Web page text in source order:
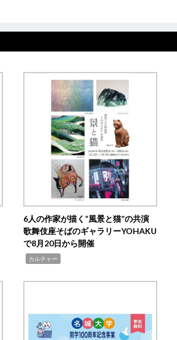
6人の作家が描く“風景と猫”の共演
歌舞伎座そばのギャラリーYOHAKU
で8月20日から開催
カルチャー